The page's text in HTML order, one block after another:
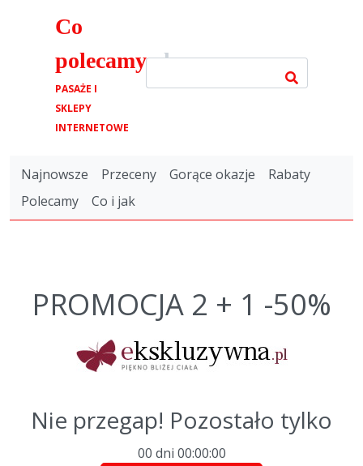
Co
polecamy.pl
PASAŻE I
SKLEPY
INTERNETOWE
Najnowsze Przeceny Gorące okazje
Rabaty
Polecamy
Co i jak
PROMOCJA 2 + 1 -50%
Nie przegap! Pozostało tylko
00 dni 00:00:00